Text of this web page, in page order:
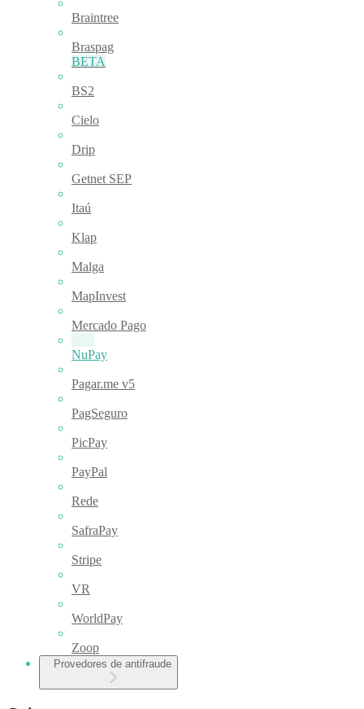
Braintree
Braspag
BETA
BS2
Cielo
Drip
Getnet SEP
Itaú
Klap
Malga
MapInvest
Mercado Pago
NuPay
Pagar.me v5
PagSeguro
PicPay
PayPal
Rede
SafraPay
Stripe
VR
WorldPay
Zoop
Provedores de antifraude